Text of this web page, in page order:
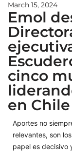
March 15, 2024
Emol
cinco
en Chile
Aportes no
relevantes, son
papel es decisivo